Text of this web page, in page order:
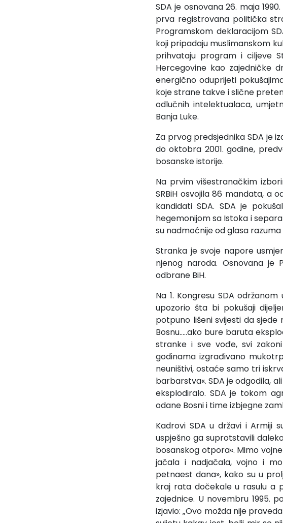
SDA je osnovana 26. maja
prva registrovana politička
Programskom deklaracijom
koji pripadaju muslimanskom
prihvataju program i ciljeve
Hercegovine kao zajedničke
energično oduprijeti
koje strane takve i slične
odlučnih intelektualaca,
Banja Luke.
Za prvog predsjednika SDA je
do oktobra 2001. godine,
bosanske istorije.
Na prvim višestranačkim
SRBiH osvojila 86 mandata, a
kandidati SDA. SDA je
hegemonijom sa Istoka i
su nadmoćnije od glasa razuma
Stranka je svoje napore
njenog naroda. Osnovana je
odbrane BiH.
Na 1. Kongresu SDA
upozorio šta bi pokušaji
potpuno lišeni svijesti da
Bosnu…..ako bure baruta
stranke i sve vođe, svi
godinama izgrađivano
neuništivi, ostaće samo tri
barbarstva«. SDA je odgodila,
eksplodiralo. SDA je tokom
odane Bosni i time izbjegne
Kadrovi SDA u državi i Armiji
uspješno ga suprotstavili
bosanskog otpora«. Mimo
jačala i nadjačala, vojno i
petnaest dana», kako su u
kraj rata dočekale u rasulu a
zajednice. U novembru 1995.
izjavio: „Ovo možda nije